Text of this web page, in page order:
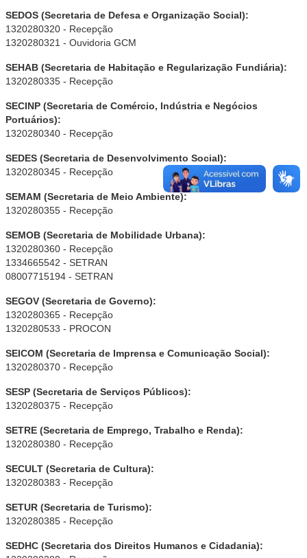
SEDOS (Secretaria de Defesa e Organização Social):
1320280320 - Recepção
1320280321 - Ouvidoria GCM
SEHAB (Secretaria de Habitação e Regularização Fundiária):
1320280335 - Recepção
SECINP (Secretaria de Comércio, Indústria e Negócios
Portuários):
1320280340 - Recepção
SEDES (Secretaria de Desenvolvimento Social):
1320280345 - Recepção
SEMAM (Secretaria de Meio Ambiente):
1320280355 - Recepção
SEMOB (Secretaria de Mobilidade Urbana):
1320280360 - Recepção
1334665542 - SETRAN
08007715194 - SETRAN
SEGOV (Secretaria de Governo):
1320280365 - Recepção
1320280533 - PROCON
SEICOM (Secretaria de Imprensa e Comunicação Social):
1320280370 - Recepção
SESP (Secretaria de Serviços Públicos):
1320280375 - Recepção
SETRE (Secretaria de Emprego, Trabalho e Renda):
1320280380 - Recepção
SECULT (Secretaria de Cultura):
1320280383 - Recepção
SETUR (Secretaria de Turismo):
1320280385 - Recepção
SEDHC (Secretaria dos Direitos Humanos e Cidadania):